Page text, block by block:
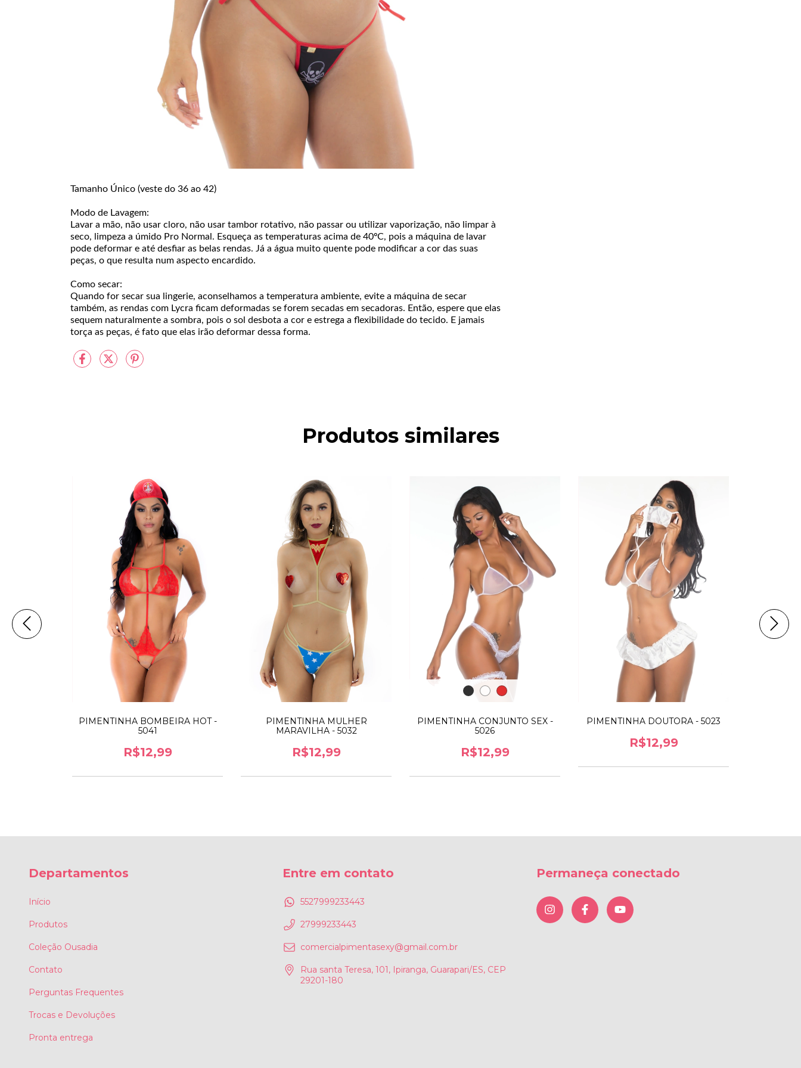
Tamanho Único (veste do 36 ao 42)
Modo de Lavagem:
Lavar a mão, não usar cloro, não usar tambor rotativo, não passar ou utilizar vaporização, não limpar à
seco, limpeza a úmido Pro Normal. Esqueça as temperaturas acima de 40ºC, pois a máquina de lavar
pode deformar e até desfiar as belas rendas. Já a água muito quente pode modificar a cor das suas
peças, o que resulta num aspecto encardido.
Como secar:
Quando for secar sua lingerie, aconselhamos a temperatura ambiente, evite a máquina de secar
também, as rendas com Lycra ficam deformadas se forem secadas em secadoras. Então, espere que elas
sequem naturalmente a sombra, pois o sol desbota a cor e estrega a flexibilidade do tecido. E jamais
torça as peças, é fato que elas irão deformar dessa forma.
Produtos similares
PIMENTINHA BOMBEIRA HOT -
5041
R$12,99
PIMENTINHA MULHER
MARAVILHA - 5032
R$12,99
PIMENTINHA CONJUNTO SEX -
5026
R$12,99
PIMENTINHA DOUTORA - 5023
R$12,99
Departamentos
Início
Produtos
Coleção Ousadia
Contato
Perguntas Frequentes
Trocas e Devoluções
Pronta entrega
Entre em contato
5527999233443
27999233443
comercialpimentasexy@gmail.com.br
Rua santa Teresa, 101, Ipiranga, Guarapari/ES, CEP
29201-180
Permaneça conectado